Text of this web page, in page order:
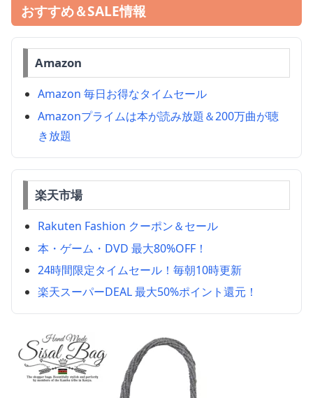
おすすめ＆SALE情報
Amazon
Amazon 毎日お得なタイムセール
Amazonプライムは本が読み放題＆200万曲が聴
き放題
楽天市場
Rakuten Fashion クーポン＆セール
本・ゲーム・DVD 最大80%OFF！
24時間限定タイムセール！毎朝10時更新
楽天スーパーDEAL 最大50%ポイント還元！